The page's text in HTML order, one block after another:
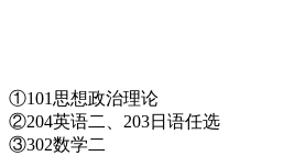
①101思想政治理论
②204英语二、203日语任选
③302数学二